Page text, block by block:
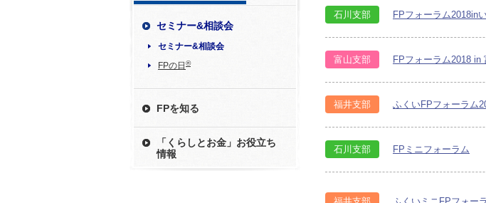
セミナー&相談会
セミナー&相談会
FPの日 ®
FPを知る
「くらしとお金」お役立ち
情報
石川支部 FPフォーラム2018in
富山支部 FPフォーラム2018 in
福井支部 ふくいFPフォーラム
石川支部 FPミニフォーラム